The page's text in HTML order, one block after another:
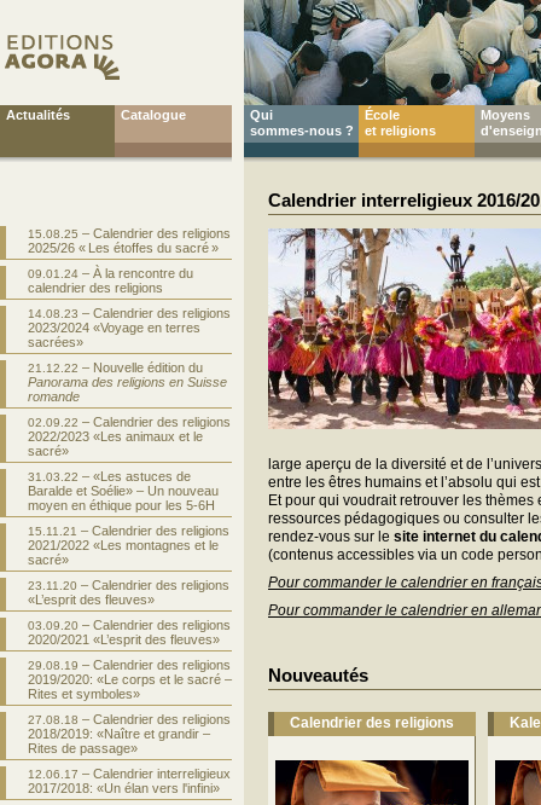
Actualités Catalogue
15.08.25 – Calendrier des religions
2025/26 « Les étoffes du sacré »
09.01.24 – À la rencontre du
calendrier des religions
14.08.23 – Calendrier des religions
2023/2024 «Voyage en terres
sacrées»
21.12.22 – Nouvelle édition du
Panorama des religions en Suisse
romande
02.09.22 – Calendrier des religions
2022/2023 «Les animaux et le
sacré»
31.03.22 – «Les astuces de
Baralde et Soélie» – Un nouveau
moyen en éthique pour les 5-6H
15.11.21 – Calendrier des religions
2021/2022 «Les montagnes et le
sacré»
23.11.20 – Calendrier des religions
«L’esprit des fleuves»
03.09.20 – Calendrier des religions
2020/2021 «L’esprit des fleuves»
29.08.19 – Calendrier des religions
2019/2020: «Le corps et le sacré –
Rites et symboles»
27.08.18 – Calendrier des religions
2018/2019: «Naître et grandir –
Rites de passage»
12.06.17 – Calendrier interreligieux
2017/2018: «Un élan vers l'infini»
Qui
sommes-nous ?
École
et religions
Moyens
Calendrier interreligieux 2016/
large aperçu de la diversité et de
entre les êtres humains et l’absolu qui
Et pour qui voudrait retrouver les
ressources pédagogiques ou consulter
rendez-vous sur le site internet du
(contenus accessibles via un code
Pour commander le calendrier en
Pour commander le calendrier en
Nouveautés
Calendrier des religions